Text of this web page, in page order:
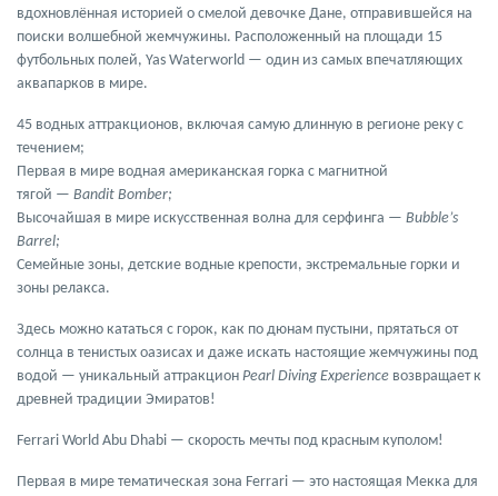
вдохновлённая историей о смелой девочке Дане, отправившейся на
поиски волшебной жемчужины. Расположенный на площади 15
футбольных полей, Yas Waterworld — один из самых впечатляющих
аквапарков в мире.
45 водных аттракционов, включая самую длинную в регионе реку с
течением;
Первая в мире водная американская горка с магнитной
тягой — Bandit Bomber;
Высочайшая в мире искусственная волна для серфинга — Bubble’s
Barrel;
Семейные зоны, детские водные крепости, экстремальные горки и
зоны релакса.
Здесь можно кататься с горок, как по дюнам пустыни, прятаться от
солнца в тенистых оазисах и даже искать настоящие жемчужины под
водой — уникальный аттракцион Pearl Diving Experience возвращает к
древней традиции Эмиратов!
Ferrari World Abu Dhabi — скорость мечты под красным куполом!
Первая в мире тематическая зона Ferrari — это настоящая Мекка для